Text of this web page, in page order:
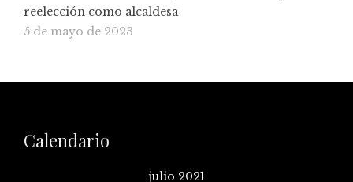
reelección como alcaldesa
5 de mayo de 2023
Calendario
julio 2021